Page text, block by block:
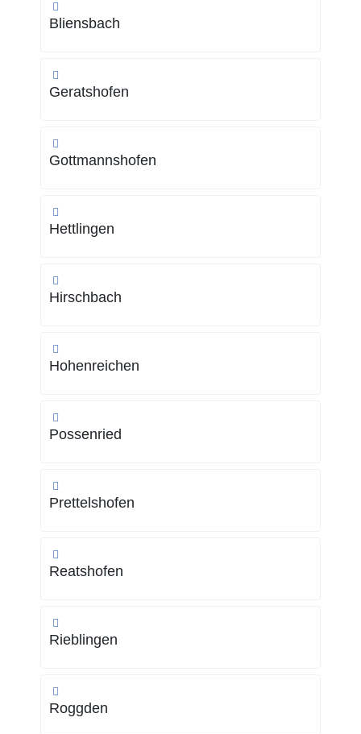
Bliensbach
Geratshofen
Gottmannshofen
Hettlingen
Hirschbach
Hohenreichen
Possenried
Prettelshofen
Reatshofen
Rieblingen
Roggden